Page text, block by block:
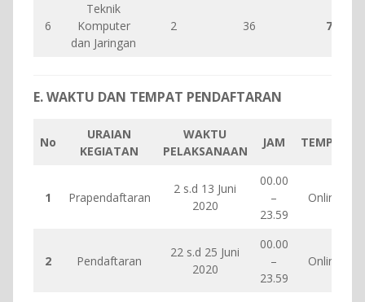
6
Teknik
Komputer
dan Jaringan
2 36 72
E. WAKTU DAN TEMPAT PENDAFTARAN
No
URAIAN
KEGIATAN
WAKTU
PELAKSANAAN
JAM TEMPAT
1 Prapendaftaran
2 s.d 13 Juni
2020
00.00
–
23.59
Online
2 Pendaftaran
22 s.d 25 Juni
2020
00.00
–
23.59
Online